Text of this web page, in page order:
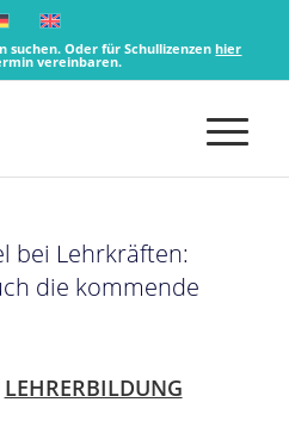
suchen. Oder für Schullizenzenhier
vereinbaren.
bei Lehrkräften:
die kommende
LEHRERBILDUNG